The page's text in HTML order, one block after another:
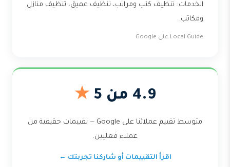
الخدمات: تنظيف كنب ومراتب، تنظيف عميق، تنظيف منازل
ومكاتب.
Local Guide على Google
4.9 من 5 ★
متوسط تقييم عملائنا على Google — تقييمات حقيقية من
عملاء فعليين.
اقرأ التقييمات أو شاركنا تجربتك ←